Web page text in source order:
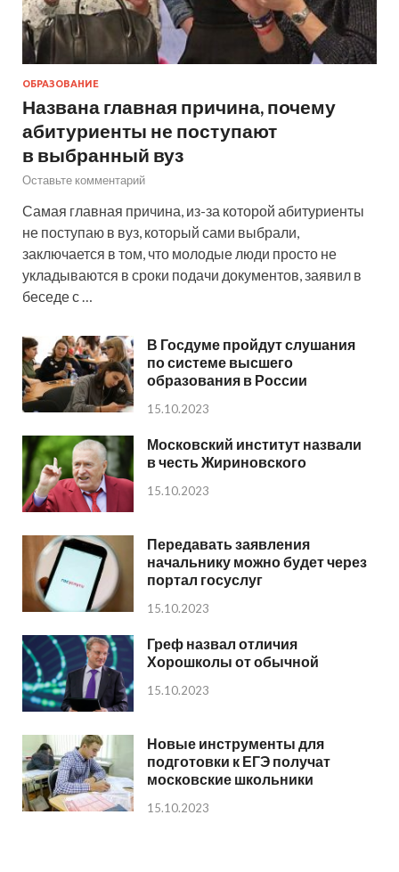
ОБРАЗОВАНИЕ
Названа главная причина, почему
абитуриенты не поступают
в выбранный вуз
Оставьте комментарий
Самая главная причина, из-за которой абитуриенты
не поступаю в вуз, который сами выбрали,
заключается в том, что молодые люди просто не
укладываются в сроки подачи документов, заявил в
беседе с …
В Госдуме пройдут слушания
по системе высшего
образования в России
15.10.2023
Московский институт назвали
в честь Жириновского
15.10.2023
Передавать заявления
начальнику можно будет через
портал госуслуг
15.10.2023
Греф назвал отличия
Хорошколы от обычной
15.10.2023
Новые инструменты для
подготовки к ЕГЭ получат
московские школьники
15.10.2023